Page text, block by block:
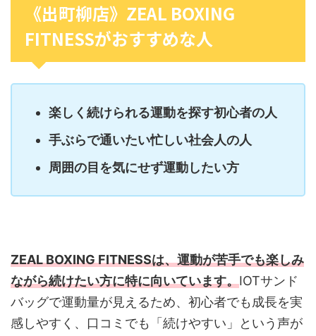
《出町柳店》ZEAL BOXING
FITNESSがおすすめな人
楽しく続けられる運動を探す初心者の人
手ぶらで通いたい忙しい社会人の人
周囲の目を気にせず運動したい方
ZEAL BOXING FITNESSは、運動が苦手でも楽しみ
ながら続けたい方に特に向いています。IOTサンド
バッグで運動量が見えるため、初心者でも成長を実
感しやすく、口コミでも「続けやすい」という声が